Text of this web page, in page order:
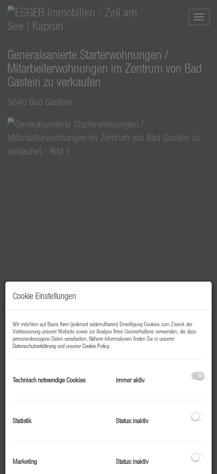
Generalsanierte Starterwohnungen /
Mitarbeiterwohnungen im Zentrum von Bad
Gastein zu verkaufen
5640 Bad Gastein
Top 110 – Starter- oder Mitarbeiterwohnung in Bad
Zentral gelegen und hochwertig saniert
eine Pension – entsteht ein durchdachtes Wohnkonzept
34 kompakten Einheiten
Cookie Einstellungen
Wir möchten auf Basis Ihrer (jederzeit widerrufbaren) Einwilligung Cookies zum Zweck der
Verbesserung unserer Website sowie zur Analyse Ihres Userverhaltens verwenden, die dazu
personenbezogene Daten verarbeiten. Nähere Informationen finden Sie in unserer
Datenschutzerklärung und unsererCookie Policy.
Technisch notwendige Cookies immer aktiv
Statistik Status: inaktiv
Marketing Status: inaktiv